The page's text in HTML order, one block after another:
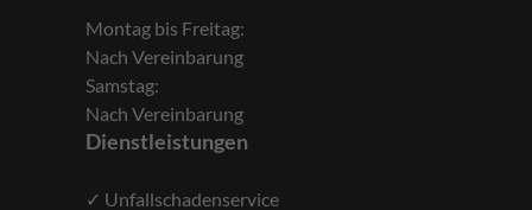
Montag bis Freitag:
Nach Vereinbarung
Samstag:
Nach Vereinbarung
Dienstleistungen
✓ Unfallschadenservice